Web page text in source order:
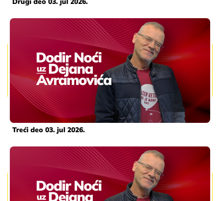
Treći deo 03. jul 2026.